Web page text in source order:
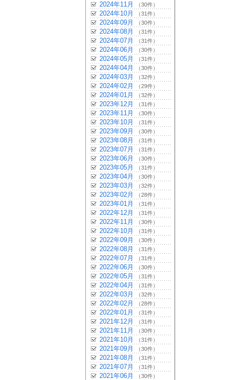
2024年11月 （30件）
2024年10月 （31件）
2024年09月 （30件）
2024年08月 （31件）
2024年07月 （31件）
2024年06月 （30件）
2024年05月 （31件）
2024年04月 （30件）
2024年03月 （32件）
2024年02月 （29件）
2024年01月 （32件）
2023年12月 （31件）
2023年11月 （30件）
2023年10月 （31件）
2023年09月 （30件）
2023年08月 （31件）
2023年07月 （31件）
2023年06月 （30件）
2023年05月 （31件）
2023年04月 （30件）
2023年03月 （32件）
2023年02月 （28件）
2023年01月 （31件）
2022年12月 （31件）
2022年11月 （30件）
2022年10月 （31件）
2022年09月 （30件）
2022年08月 （31件）
2022年07月 （31件）
2022年06月 （30件）
2022年05月 （31件）
2022年04月 （31件）
2022年03月 （32件）
2022年02月 （28件）
2022年01月 （31件）
2021年12月 （31件）
2021年11月 （30件）
2021年10月 （31件）
2021年09月 （30件）
2021年08月 （31件）
2021年07月 （31件）
2021年06月 （30件）